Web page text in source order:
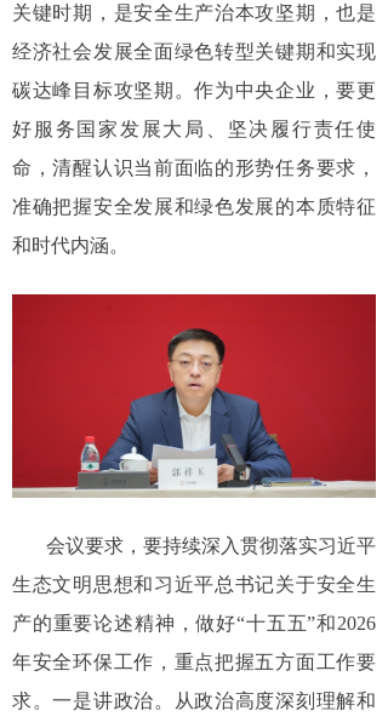
关键时期，是安全生产治本攻坚期，也是
经济社会发展全面绿色转型关键期和实现
碳达峰目标攻坚期。作为中央企业，要更
好服务国家发展大局、坚决履行责任使
命，清醒认识当前面临的形势任务要求，
准确把握安全发展和绿色发展的本质特征
和时代内涵。
会议要求，要持续深入贯彻落实习近平
生态文明思想和习近平总书记关于安全生
产的重要论述精神，做好“十五五”和2026
年安全环保工作，重点把握五方面工作要
求。一是讲政治。从政治高度深刻理解和